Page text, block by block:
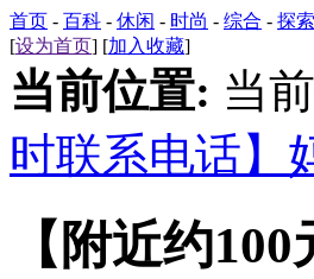
首页 - 百科 - 休闲 - 时尚 - 综合 - 探索
[设为首页] [加入收藏]
当前位置: 当
时联系电话】
【附近约